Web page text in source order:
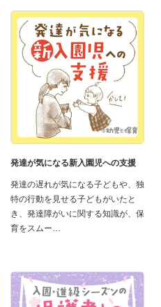
発達が気になる新入園児への支援
発達の遅れが気になる子どもや、独
特の行動を見せる子どもがいたと
き、発達障がいに関する知識が、保
育をスムー